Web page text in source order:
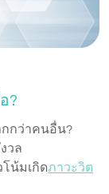
?
กว่าคนอื่น?
วล
โน้มเกิดภาวะวิต